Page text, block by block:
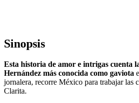
Sinopsis
Esta historia de amor e intrigas cuenta
Hernández más conocida como gaviota
jornalera, recorre México para trabajar las
Clarita.